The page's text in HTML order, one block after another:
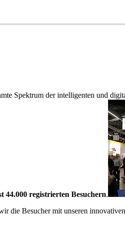
Spektrum der intelligenten und
44.000 registrierten Besuchern.
die Besucher mit unseren